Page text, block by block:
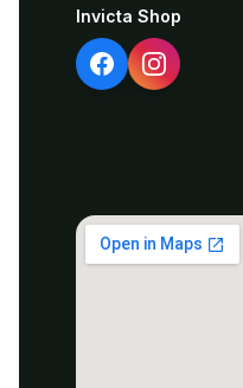
Invicta Shop